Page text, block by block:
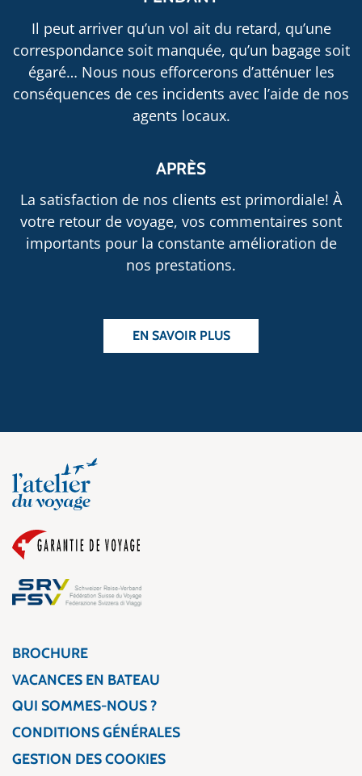
Il peut arriver qu’un vol ait du retard, qu’une
correspondance soit manquée, qu’un bagage soit
égaré… Nous nous efforcerons d’atténuer les
conséquences de ces incidents avec l’aide de nos
agents locaux.
APRÈS
La satisfaction de nos clients est primordiale! À
votre retour de voyage, vos commentaires sont
importants pour la constante amélioration de
nos prestations.
EN SAVOIR PLUS
BROCHURE
VACANCES EN BATEAU
QUI SOMMES-NOUS ?
CONDITIONS GÉNÉRALES
GESTION DES COOKIES